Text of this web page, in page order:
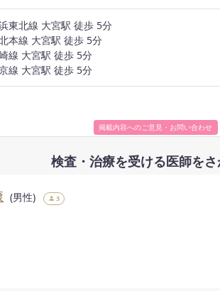
東北線 大宮駅 徒歩 5分
本線 大宮駅 徒歩 5分
線 大宮駅 徒歩 5分
線 大宮駅 徒歩 5分
掲載内容へのご意見・お問い合わせ
検査・治療を受ける医師を
男性 3